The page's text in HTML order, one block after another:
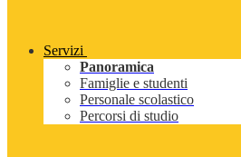
Servizi
Panoramica
Famiglie e studenti
Personale scolastico
Percorsi di studio